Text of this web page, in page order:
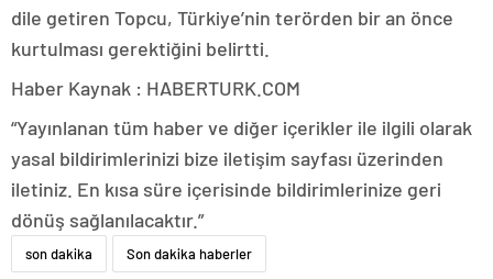
dile getiren Topcu, Türkiye’nin terörden bir an önce
kurtulması gerektiğini belirtti.
Haber Kaynak : HABERTURK.COM
“Yayınlanan tüm haber ve diğer içerikler ile ilgili olarak
yasal bildirimlerinizi bize iletişim sayfası üzerinden
iletiniz. En kısa süre içerisinde bildirimlerinize geri
dönüş sağlanılacaktır.”
son dakika Son dakika haberler